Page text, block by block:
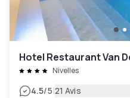
Hotel Restaurant Van
Nivelles
4.5/5|21 Avis